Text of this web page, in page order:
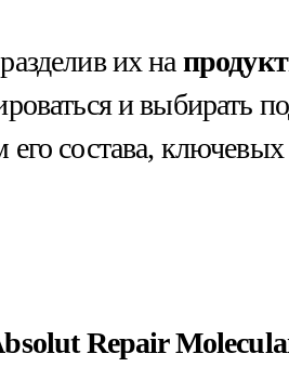
их на
и выбирать
его состава,
Repair